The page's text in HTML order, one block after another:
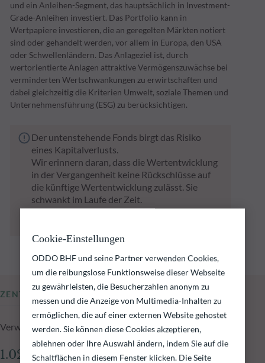
und ein Anleihen-Segment, das hauptsächlich in Investment-
Grade-Anleihen investiert. Das Portfolio kann in
Wertpapiere investieren, die an geregelten Märkten notiert
sind oder gehandelt werden, vor allem in Europa, den USA
oder Schwellenländern. Das Anlageziel ist, durch
wertorientierte Anlagen attraktive Vermögenszuwächse bei
verminderten Wertschwankungen zu erwirtschaften und
dabei gleichzeitig die Kriterien Umwelt, soziale Themen und
Unternehmensführung (ESG) zu berücksichtigen.
Der untenstehende Fonds birgt das Risiko
eines Kapitalverlusts.
Wir erinnern daran, dass die Wertentwicklung
in der Vergangenheit keine Rückschlüsse auf
die künftige Wertentwicklung zulässt. Sie
schwankt im Laufe der Zeit.
Das Erreichen der Anlageziele kann nicht
ZENTRALE KENNZAHLEN
Verwaltetes Fondsvolumen zum 06.08.2026
1.028,89 Mio.€
Cookie-Einstellungen
ODDO BHF und seine Partner verwenden Cookies,
um die reibungslose Funktionsweise dieser Webseite
zu gewährleisten, die Besucherzahlen anonym zu
messen und die Anzeige von Multimedia-Inhalten zu
ermöglichen, die auf einer externen Website gehostet
werden. Sie können diese Cookies akzeptieren,
ablehnen oder Ihre Auswahl ändern, indem Sie auf die
Schaltflächen in diesem Fenster klicken. Die Seite